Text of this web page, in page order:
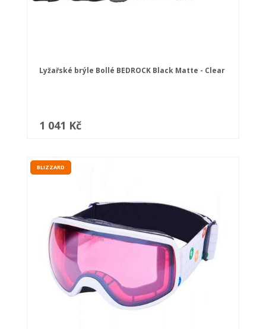
Lyžařské brýle Bollé BEDROCK Black Matte - Clear
1 041 Kč
BLIZZARD